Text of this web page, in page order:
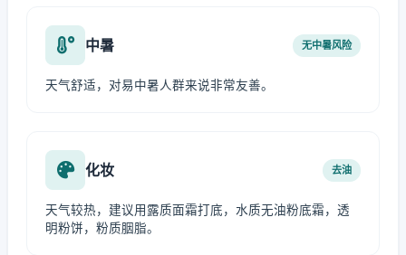
中暑 无中暑风险
天气舒适，对易中暑人群来说非常友善。
化妆 去油
天气较热，建议用露质面霜打底，水质无油粉底霜，透
明粉饼，粉质胭脂。